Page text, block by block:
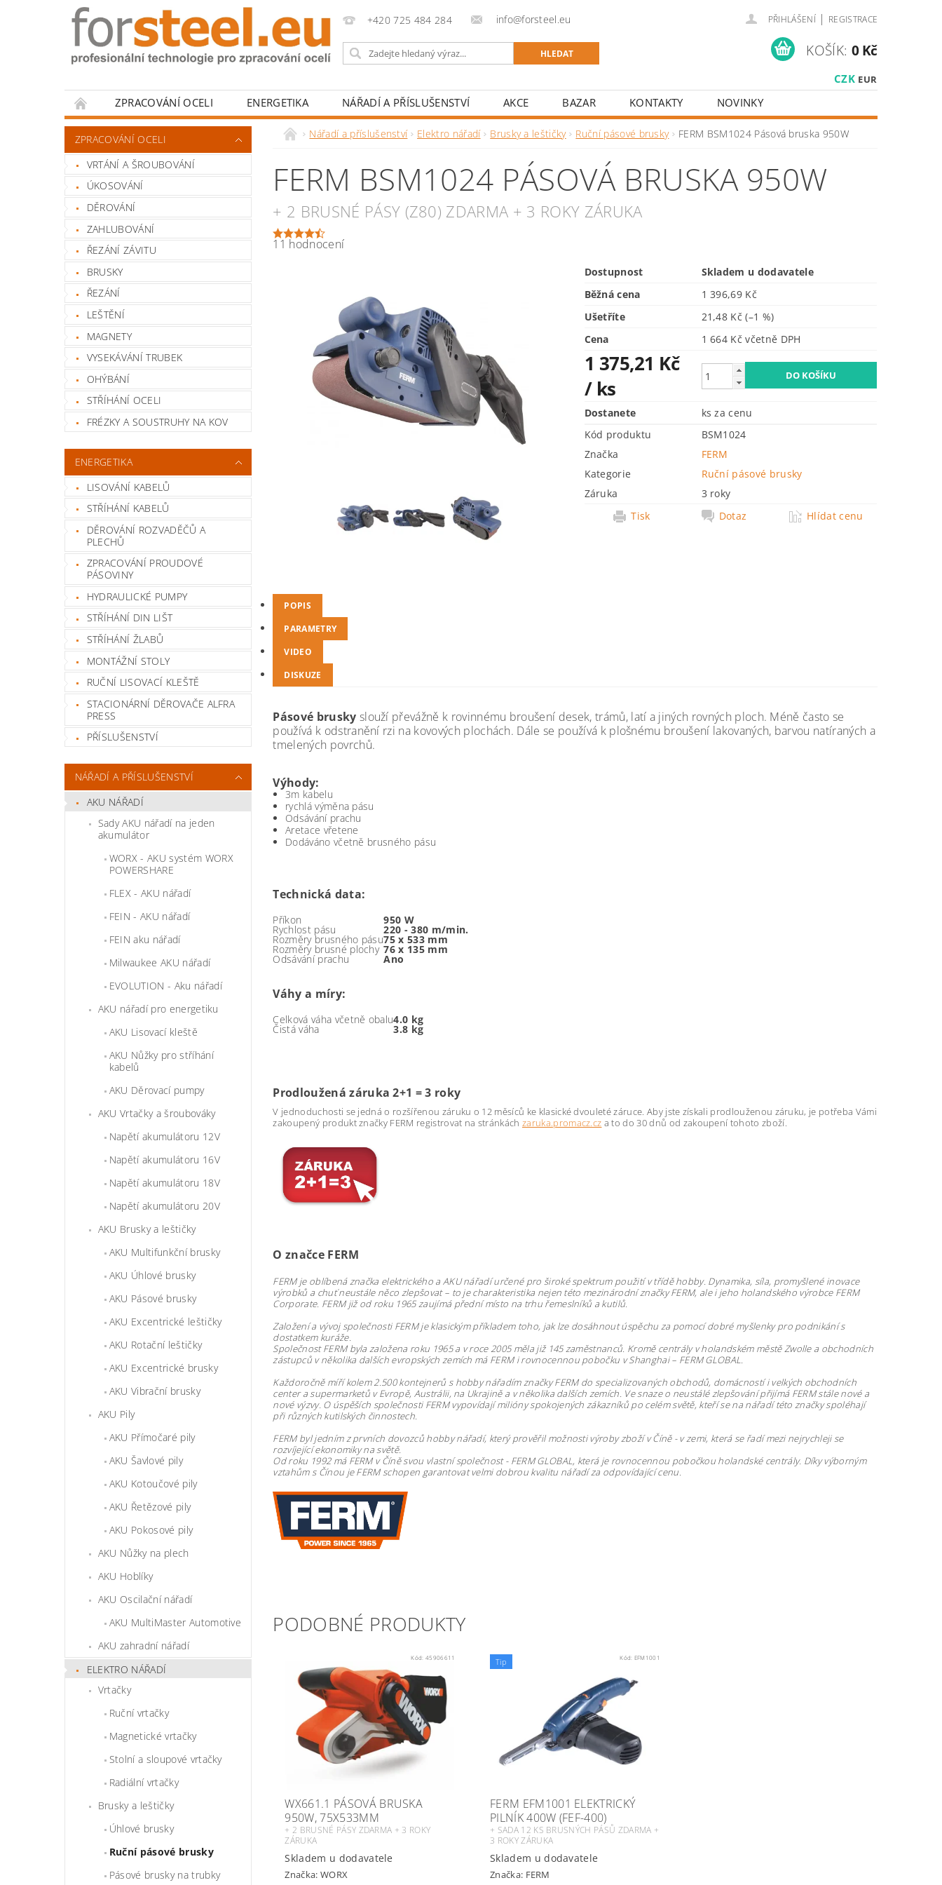
+420 725 484 284 info@forsteel.eu PŘIHLÁŠENÍ | REGISTRACE
CZK EUR
KOŠÍK: 0 Kč
ZPRACOVÁNÍ OCELI ENERGETIKA NÁŘADÍ A PŘÍSLUŠENSTVÍ AKCE BAZAR KONTAKTY
NOVINKY
HODNOCENÍ OBCHODU
ZPRACOVÁNÍ OCELI
VRTÁNÍ A ŠROUBOVÁNÍ
ÚKOSOVÁNÍ
DĚROVÁNÍ
ZAHLUBOVÁNÍ
ŘEZÁNÍ ZÁVITU
BRUSKY
ŘEZÁNÍ
LEŠTĚNÍ
MAGNETY
VYSEKÁVÁNÍ TRUBEK
OHÝBÁNÍ
STŘÍHÁNÍ OCELI
FRÉZKY A SOUSTRUHY NA KOV
ENERGETIKA
LISOVÁNÍ KABELŮ
STŘÍHÁNÍ KABELŮ
DĚROVÁNÍ ROZVADĚČŮ A
PLECHŮ
ZPRACOVÁNÍ PROUDOVÉ
PÁSOVINY
HYDRAULICKÉ PUMPY
STŘÍHÁNÍ DIN LIŠT
STŘÍHÁNÍ ŽLABŮ
MONTÁŽNÍ STOLY
RUČNÍ LISOVACÍ KLEŠTĚ
STACIONÁRNÍ DĚROVAČE ALFRA
PRESS
PŘÍSLUŠENSTVÍ
NÁŘADÍ A PŘÍSLUŠENSTVÍ
AKU NÁŘADÍ
Sady AKU nářadí na jeden
akumulátor
WORX - AKU systém WORX
POWERSHARE
FLEX - AKU nářadí
FEIN - AKU nářadí
FEIN aku nářadí
Milwaukee AKU nářadí
EVOLUTION - Aku nářadí
AKU nářadí pro energetiku
AKU Lisovací kleště
AKU Nůžky pro stříhání
kabelů
AKU Děrovací pumpy
AKU Vrtačky a šroubováky
Napětí akumulátoru 12V
Napětí akumulátoru 16V
Napětí akumulátoru 18V
Napětí akumulátoru 20V
AKU Brusky a leštičky
AKU Multifunkční brusky
AKU Úhlové brusky
AKU Pásové brusky
AKU Excentrické leštičky
AKU Rotační leštičky
AKU Excentrické brusky
AKU Vibrační brusky
AKU Pily
AKU Přímočaré pily
AKU Šavlové pily
AKU Kotoučové pily
AKU Řetězové pily
AKU Pokosové pily
AKU Nůžky na plech
AKU Hoblíky
AKU Oscilační nářadí
AKU MultiMaster Automotive
AKU zahradní nářadí
ELEKTRO NÁŘADÍ
Vrtačky
Ruční vrtačky
Magnetické vrtačky
Stolní a sloupové vrtačky
Radiální vrtačky
Brusky a leštičky
Úhlové brusky
Ruční pásové brusky
Pásové brusky na trubky
Nářadí a příslušenství Elektro nářadí Brusky a leštičky Ruční pásové brusky FERM BSM1024 Pásová bruska 950W
FERM BSM1024 PÁSOVÁ BRUSKA 950W
+ 2 BRUSNÉ PÁSY (Z80) ZDARMA + 3 ROKY ZÁRUKA
11 hodnocení
Dostupnost
Skladem u dodavatele
Běžná cena
1 396,69 Kč
Ušetříte
21,48 Kč(–1 %)
Cena
1 664 Kč včetně DPH
1 375,21 Kč
/ ks
Dostanete
ks za cenu
Kód produktu
BSM1024
Značka
FERM
Kategorie
Ruční pásové brusky
Záruka
3 roky
Tisk
Dotaz Hlídat cenu
POPIS
PARAMETRY
VIDEO
DISKUZE
Pásové brusky slouží převážně k rovinnému broušení desek, trámů, latí a jiných rovných ploch. Méně často se
používá k odstranění rzi na kovových plochách. Dále se používá k plošnému broušení lakovaných, barvou natíraných a
tmelených povrchů.
Výhody:
3m kabelu
rychlá výměna pásu
Odsávání prachu
Aretace vřetene
Dodáváno včetně brusného pásu
Technická data:
Příkon 950 W
Rychlost pásu 220 - 380 m/min.
Rozměry brusného pásu75 x 533 mm
Rozměry brusné plochy 76 x 135 mm
Odsávání prachu Ano
Váhy a míry:
Celková váha včetně obalu4.0 kg
Čistá váha 3.8 kg
Prodloužená záruka 2+1 = 3 roky
V jednoduchosti se jedná o rozšířenou záruku o 12 měsíců ke klasické dvouleté záruce. Aby jste získali prodlouženou záruku, je potřeba Vámi
zakoupený produkt značky FERM registrovat na stránkáchzaruka.promacz.cz a to do 30 dnů od zakoupení tohoto zboží.
O značce FERM
FERM je oblíbená značka elektrického a AKU nářadí určené pro široké spektrum použití v třídě hobby. Dynamika, síla, promyšlené inovace
výrobků a chuť neustále něco zlepšovat – to je charakteristika nejen této mezinárodní značky FERM, ale i jeho holandského výrobce FERM
Corporate. FERM již od roku 1965 zaujímá přední místo na trhu řemeslníků a kutilů.
Založení a vývoj společnosti FERM je klasickým příkladem toho, jak lze dosáhnout úspěchu za pomocí dobré myšlenky pro podnikání s
dostatkem kuráže.
Společnost FERM byla založena roku 1965 a v roce 2005 měla již 145 zaměstnanců. Kromě centrály v holandském městě Zwolle a obchodních
zástupců v několika dalších evropských zemích má FERM i rovnocennou pobočku v Shanghai – FERM GLOBAL.
Každoročně míří kolem 2.500 kontejnerů s hobby nářadím značky FERM do specializovaných obchodů, domácností i velkých obchodních
center a supermarketů v Evropě, Austrálii, na Ukrajině a v několika dalších zemích. Ve snaze o neustálé zlepšování přijímá FERM stále nové a
nové výzvy. O úspěších společnosti FERM vypovídají milióny spokojených zákazníků po celém světě, kteří se na nářadí této značky spoléhají
při různých kutilských činnostech.
FERM byl jedním z prvních dovozců hobby nářadí, který prověřil možnosti výroby zboží v Číně - v zemi, která se řadí mezi nejrychleji se
rozvíjející ekonomiky na světě.
Od roku 1992 má FERM v Číně svou vlastní společnost - FERM GLOBAL, která je rovnocennou pobočkou holandské centrály. Díky výborným
vztahům s Čínou je FERM schopen garantovat velmi dobrou kvalitu nářadí za odpovídající cenu.
PODOBNÉ PRODUKTY
Kód: 45906611
WX661.1 PÁSOVÁ BRUSKA
950W, 75X533MM
+ 2 BRUSNÉ PÁSY ZDARMA + 3 ROKY
ZÁRUKA
Skladem u dodavatele
Značka: WORX
Tip Kód: EFM1001
FERM EFM1001 ELEKTRICKÝ
PILNÍK 400W (FEF-400)
+ SADA 12 KS BRUSNÝCH PÁSŮ ZDARMA +
3 ROKY ZÁRUKA
Skladem u dodavatele
Značka: FERM